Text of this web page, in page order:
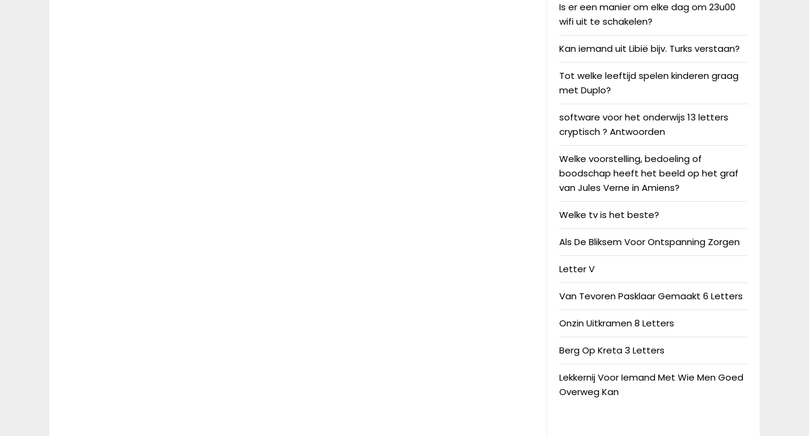
Is er een manier om elke dag om 23u00
wifi uit te schakelen?
Kan iemand uit Libië bijv. Turks verstaan?
Tot welke leeftijd spelen kinderen graag
met Duplo?
software voor het onderwijs 13 letters
cryptisch ? Antwoorden
Welke voorstelling, bedoeling of
boodschap heeft het beeld op het graf
van Jules Verne in Amiens?
Welke tv is het beste?
Als De Bliksem Voor Ontspanning Zorgen
Letter V
Van Tevoren Pasklaar Gemaakt 6 Letters
Onzin Uitkramen 8 Letters
Berg Op Kreta 3 Letters
Lekkernij Voor Iemand Met Wie Men Goed
Overweg Kan